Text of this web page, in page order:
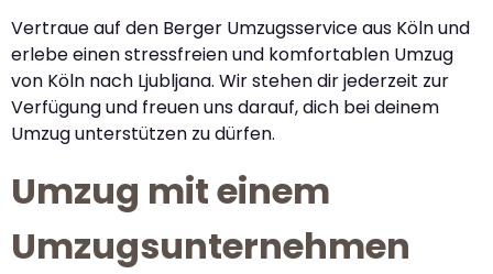
Vertraue auf den Berger Umzugsservice aus Köln und
erlebe einen stressfreien und komfortablen Umzug
von Köln nach Ljubljana. Wir stehen dir jederzeit zur
Verfügung und freuen uns darauf, dich bei deinem
Umzug unterstützen zu dürfen.
Umzug mit einem
Umzugsunternehmen